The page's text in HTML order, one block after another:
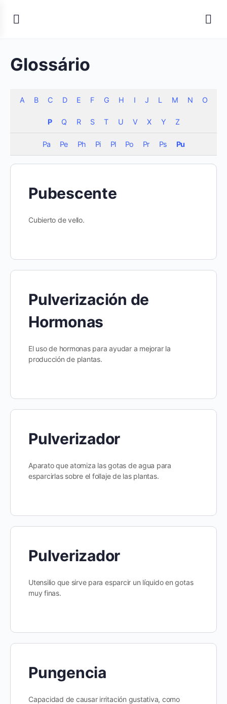
Glossário
A B C D E F G H I J L M N O
P Q R S T U V X Y Z
Pa Pe Ph Pi Pl Po Pr Ps Pu
Pubescente
Cubierto de vello.
Pulverización de
Hormonas
El uso de hormonas para ayudar a mejorar la
producción de plantas.
Pulverizador
Aparato que atomiza las gotas de agua para
esparcirlas sobre el follaje de las plantas.
Pulverizador
Utensilio que sirve para esparcir un líquido en gotas
muy finas.
Pungencia
Capacidad de causar irritación gustativa, como